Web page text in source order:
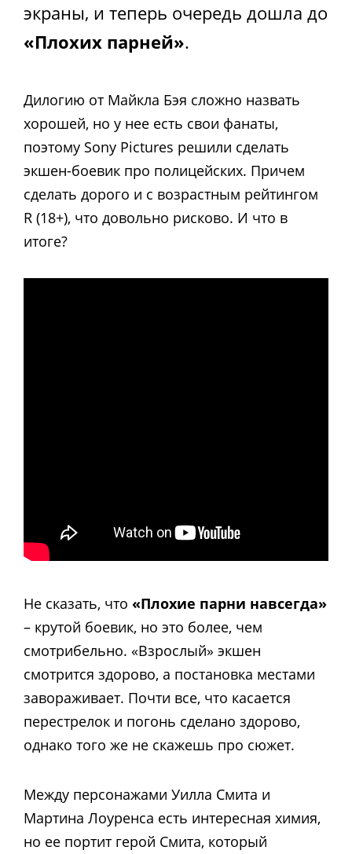
экраны, и теперь очередь дошла до
«Плохих парней».
Дилогию от Майкла Бэя сложно назвать
хорошей, но у нее есть свои фанаты,
поэтому Sony Pictures решили сделать
экшен-боевик про полицейских. Причем
сделать дорого и с возрастным рейтингом
R (18+), что довольно рисково. И что в
итоге?
Не сказать, что «Плохие парни навсегда»
– крутой боевик, но это более, чем
смотрибельно. «Взрослый» экшен
смотрится здорово, а постановка местами
завораживает. Почти все, что касается
перестрелок и погонь сделано здорово,
однако того же не скажешь про сюжет.
Между персонажами Уилла Смита и
Мартина Лоуренса есть интересная химия,
но ее портит герой Смита, который